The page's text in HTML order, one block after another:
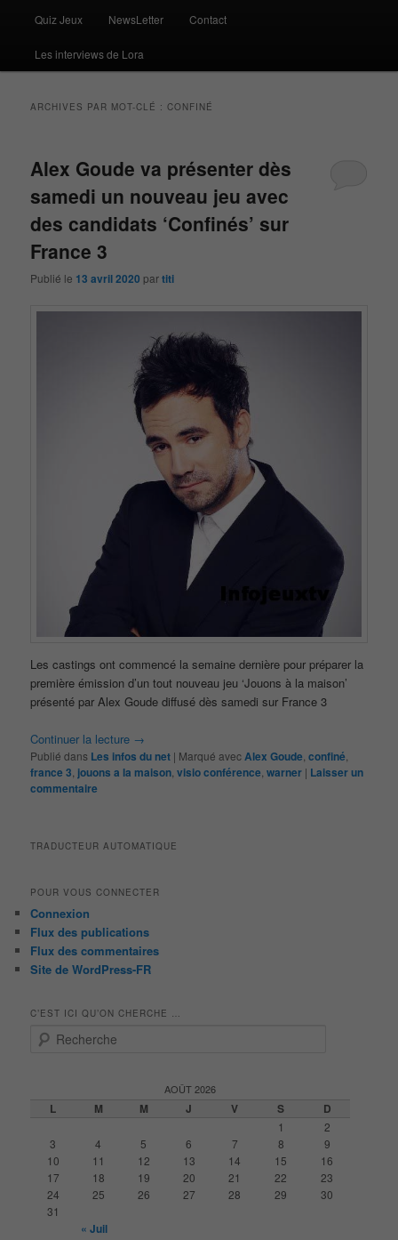
Quiz Jeux NewsLetter Contact
Les interviews de Lora
ARCHIVES PAR MOT-CLÉ :CONFINÉ
Alex Goude va présenter dès
samedi un nouveau jeu avec
des candidats ‘Confinés’ sur
France 3
Publié le 13 avril 2020 partiti
Les castings ont commencé la semaine dernière pour préparer la
première émission d’un tout nouveau jeu ‘Jouons à la maison’
présenté par Alex Goude diffusé dès samedi sur France 3
Continuer la lecture →
Publié dans Les infos du net | Marqué avecAlex Goude,confiné,
france 3, jouons a la maison,visio conférence,warner | Laisser un
commentaire
TRADUCTEUR AUTOMATIQUE
POUR VOUS CONNECTER
Connexion
Flux des publications
Flux des commentaires
Site de WordPress-FR
C’EST ICI QU’ON CHERCHE …
AOÛT 2026
L M M J V S D
1
2
3
4 5 6 7 8
9
10
11 12 13 14 15
16
17
18 19 20 21 22
23
24
25 26 27 28 29
30
31
« Juil